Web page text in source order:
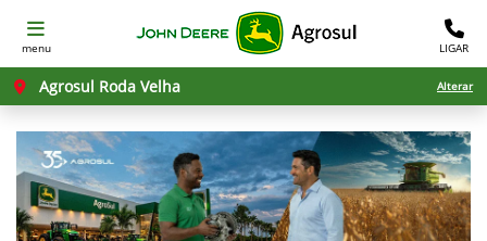
menu LIGAR
Agrosul Roda Velha Alterar